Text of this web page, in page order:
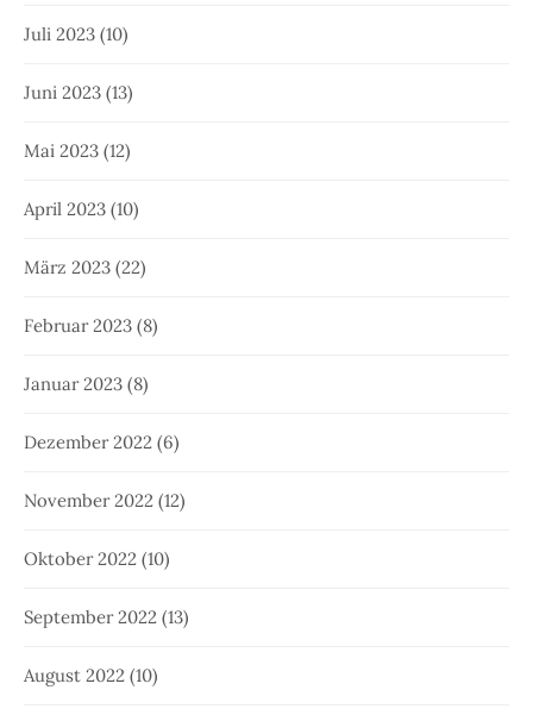
Juli 2023 (10)
Juni 2023 (13)
Mai 2023 (12)
April 2023 (10)
März 2023 (22)
Februar 2023 (8)
Januar 2023 (8)
Dezember 2022 (6)
November 2022 (12)
Oktober 2022 (10)
September 2022 (13)
August 2022 (10)